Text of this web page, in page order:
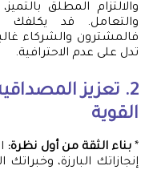
والالتزام المطلق
والتعامل. قد يكلفك
فالمشترون والشركاء
تدل على عدم الاحترافية.
2. تعزيز
القوية
*بناء الثقة من أول نظرة:
إنجازاتك البارزة،